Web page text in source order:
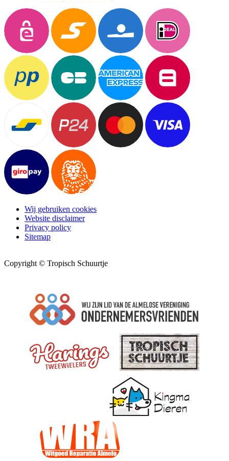
Wij gebruiken cookies
Website disclaimer
Privacy policy
Sitemap
Copyright © Tropisch Schuurtje